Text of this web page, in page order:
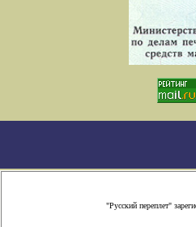
"Русский переплет"